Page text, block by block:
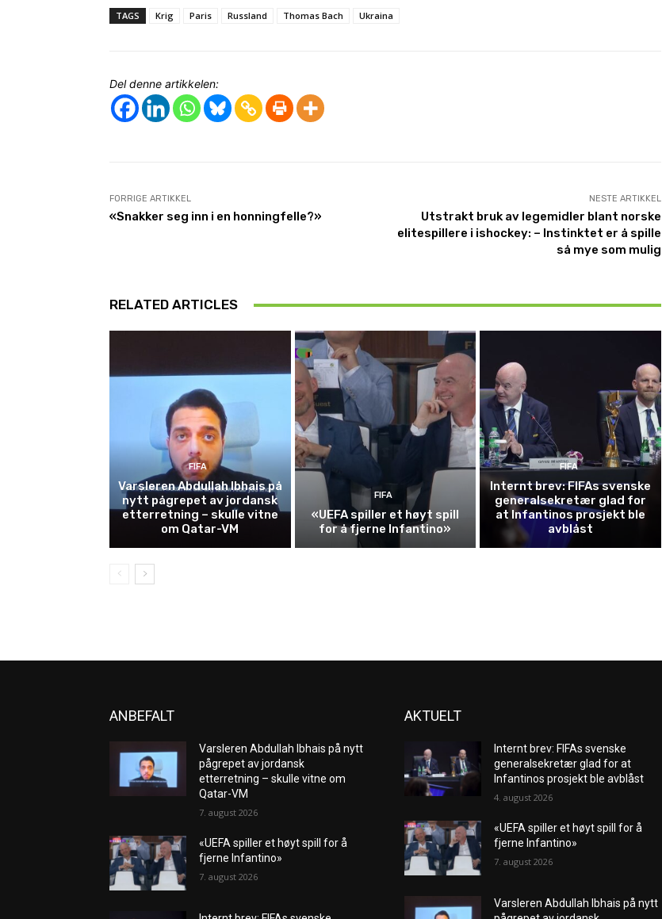
TAGS Krig Paris Russland Thomas Bach Ukraina
Del denne artikkelen:
FORRIGE ARTIKKEL
«Snakker seg inn i en honningfelle?»
NESTE ARTIKKEL
Utstrakt bruk av legemidler blant norske
elitespillere i ishockey: – Instinktet er å spille
så mye som mulig
RELATED ARTICLES
FIFA
Varsleren Abdullah Ibhais på
nytt pågrepet av jordansk
etterretning – skulle vitne
om Qatar-VM
FIFA
«UEFA spiller et høyt spill
for å fjerne Infantino»
FIFA
Internt brev: FIFAs svenske
generalsekretær glad for
at Infantinos prosjekt ble
avblåst
ANBEFALT
Varsleren Abdullah Ibhais på nytt
pågrepet av jordansk
etterretning – skulle vitne om
Qatar-VM
7. august 2026
«UEFA spiller et høyt spill for å
fjerne Infantino»
7. august 2026
AKTUELT
Internt brev: FIFAs svenske
generalsekretær glad for at
Infantinos prosjekt ble avblåst
4. august 2026
«UEFA spiller et høyt spill for å
fjerne Infantino»
7. august 2026
Varsleren Abdullah Ibhais på nytt